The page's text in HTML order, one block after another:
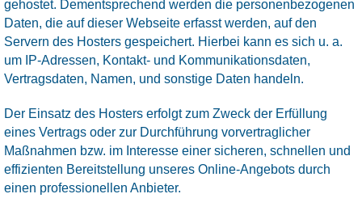
gehostet. Dementsprechend werden die personenbezogenen
Daten, die auf dieser Webseite erfasst werden, auf den
Servern des Hosters gespeichert. Hierbei kann es sich u. a.
um IP-Adressen, Kontakt- und Kommunikationsdaten,
Vertragsdaten, Namen, und sonstige Daten handeln.
Der Einsatz des Hosters erfolgt zum Zweck der Erfüllung
eines Vertrags oder zur Durchführung vorvertraglicher
Maßnahmen bzw. im Interesse einer sicheren, schnellen und
effizienten Bereitstellung unseres Online-Angebots durch
einen professionellen Anbieter.